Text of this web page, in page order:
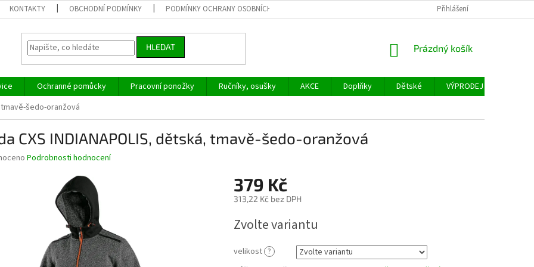
KONTAKTY OBCHODNÍ PODMÍNKY PODMÍNKY OCHRANY OSOBNÍCH ÚDAJŮ Přihlášení
HLEDAT
NÁKUPNÍ
Prázdný košík
Ochranné pomůcky Pracovní ponožky Ručníky, osušky AKCE Doplňky Dětské VÝPRODEJ
tmavě-šedo-oranžová
CXS INDIANAPOLIS, dětská, tmavě-šedo-oranžová
Podrobnosti hodnocení
379 Kč
313,22 Kč bez DPH
cena:
Zvolte variantu
velikost ?